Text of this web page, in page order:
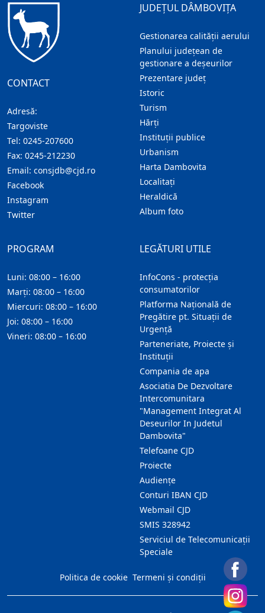
CONTACT
Adresă:
Targoviste
Tel: 0245-207600
Fax: 0245-212230
Email: consjdb@cjd.ro
Facebook
Instagram
Twitter
JUDEȚUL DÂMBOVIȚA
Gestionarea calității aerului
Planului județean de
gestionare a deșeurilor
Prezentare judeţ
Istoric
Turism
Hărţi
Instituţii publice
Urbanism
Harta Dambovita
Localitaţi
Heraldică
Album foto
LEGĂTURI UTILE
InfoCons - protecția
consumatorilor
Platforma Națională de
Pregătire pt. Situații de
Urgență
Parteneriate, Proiecte și
Instituții
Compania de apa
Asociatia De Dezvoltare
Intercomunitara
"Management Integrat Al
Deseurilor In Judetul
Dambovita"
Telefoane CJD
Proiecte
Audienţe
Conturi IBAN CJD
Webmail CJD
SMIS 328942
Serviciul de Telecomunicații
Speciale
PROGRAM
Luni: 08:00 – 16:00
Marți: 08:00 – 16:00
Miercuri: 08:00 – 16:00
Joi: 08:00 – 16:00
Vineri: 08:00 – 16:00
Politica de cookie Termeni și condiții